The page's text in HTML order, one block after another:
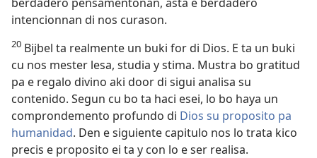
intencionnan di nos curason.
20 Bijbel ta realmente un buki for di Dios. E ta un buki
cu nos mester lesa, studia y stima. Mustra bo gratitud
pa e regalo divino aki door di sigui analisa su
contenido. Segun cu bo ta haci esei, lo bo haya un
comprondemento profundo di Dios su proposito pa
humanidad. Den e siguiente capitulo nos lo trata kico
precis e proposito ei ta y con lo e ser realisa.